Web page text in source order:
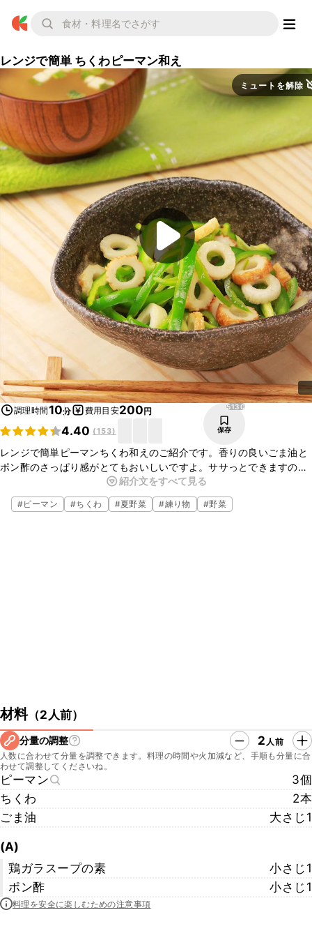
レンジで簡単 ちくわピーマン和え
ミュートを解除
調理時間10分 費用目安200円
4.40 (153)
5130
保存
レンジで簡単ピーマンちくわ和えのご紹介です。香りの良いごま油と
ポン酢のさっぱり感がとてもおいしいですよ。ササっとできますの
で、忙しいときやもう一品ほしいときにもおすすめです。ぜひ試して
みてくださいね。
紹介文をすべて見る
#ピーマン #ちくわ #夏野菜 #練り物 #野菜
材料（2人前）
分量の調整 2 人前
人数に合わせて分量を調整できます。料理の時間や火加減など、手順も分量に合
わせて調整してくださいね。
ピーマン
3個
ちくわ
2本
ごま油
大さじ1
(A)
鶏ガラスープの素
小さじ1
ポン酢
小さじ1
料理を安全に楽しむための注意事項